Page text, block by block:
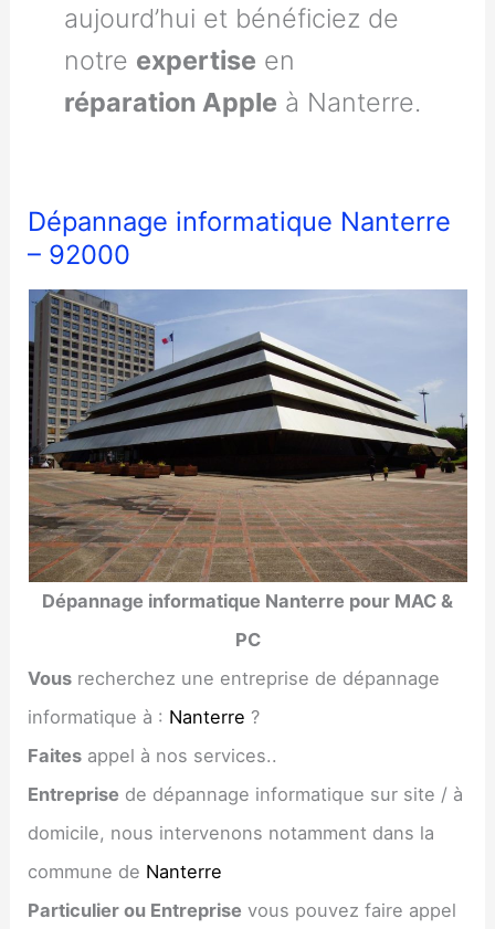
aujourd’hui et bénéficiez de
notre expertise en
réparation Apple à Nanterre.
Dépannage informatique Nanterre
– 92000
Dépannage informatique Nanterre pour MAC &
PC
Vous recherchez une entreprise de dépannage
informatique à : Nanterre ?
Faites appel à nos services..
Entreprise de dépannage informatique sur site / à
domicile, nous intervenons notamment dans la
commune de Nanterre
Particulier ou Entreprise vous pouvez faire appel